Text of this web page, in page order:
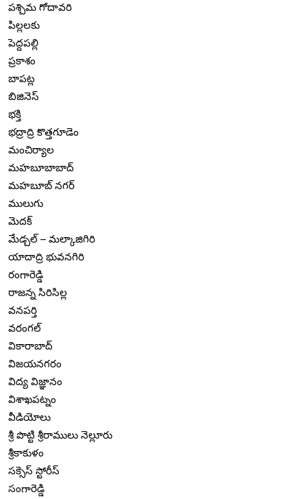
పశ్చిమ గోదావరి
పిల్లలకు
పెద్దపల్లి
ప్రకాశం
బాపట్ల
బిజినెస్
భక్తి
భద్రాద్రి కొత్తగూడెం
మంచిర్యాల
మహబూబాబాద్
మహబూబ్ నగర్
ములుగు
మెదక్
మేడ్చల్ – మల్కాజిగిరి
యాదాద్రి భువనగిరి
రంగారెడ్డి
రాజన్న సిరిసిల్ల
వనపర్తి
వరంగల్
వికారాబాద్
విజయనగరం
విద్య విజ్ఞానం
విశాఖపట్నం
వీడియోలు
శ్రీ పొట్టి శ్రీరాములు నెల్లూరు
శ్రీకాకుళం
సక్సెస్ స్టోరీస్
సంగారెడ్డి